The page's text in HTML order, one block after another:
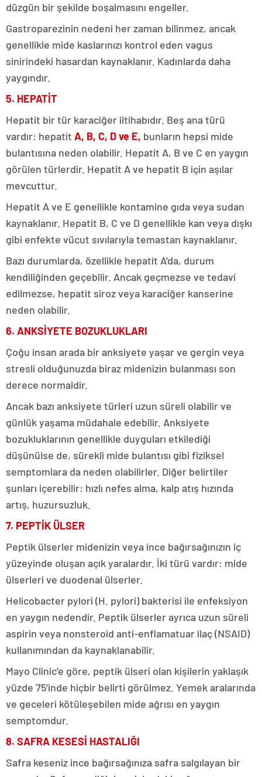
düzgün bir şekilde boşalmasını engeller.
Gastroparezinin nedeni her zaman bilinmez, ancak
genellikle mide kaslarınızı kontrol eden vagus
sinirindeki hasardan kaynaklanır. Kadınlarda daha
yaygındır.
5. HEPATİT
Hepatit bir tür karaciğer iltihabıdır. Beş ana türü
vardır: hepatit A, B, C, D ve E, bunların hepsi mide
bulantısına neden olabilir. Hepatit A, B ve C en yaygın
görülen türlerdir. Hepatit A ve hepatit B için aşılar
mevcuttur.
Hepatit A ve E genellikle kontamine gıda veya sudan
kaynaklanır. Hepatit B, C ve D genellikle kan veya dışkı
gibi enfekte vücut sıvılarıyla temastan kaynaklanır.
Bazı durumlarda, özellikle hepatit A’da, durum
kendiliğinden geçebilir. Ancak geçmezse ve tedavi
edilmezse, hepatit siroz veya karaciğer kanserine
neden olabilir.
6. ANKSİYETE BOZUKLUKLARI
Çoğu insan arada bir anksiyete yaşar ve gergin veya
stresli olduğunuzda biraz midenizin bulanması son
derece normaldir.
Ancak bazı anksiyete türleri uzun süreli olabilir ve
günlük yaşama müdahale edebilir. Anksiyete
bozukluklarının genellikle duyguları etkilediği
düşünülse de, sürekli mide bulantısı gibi fiziksel
semptomlara da neden olabilirler. Diğer belirtiler
şunları içerebilir: hızlı nefes alma, kalp atış hızında
artış, huzursuzluk.
7. PEPTİK ÜLSER
Peptik ülserler midenizin veya ince bağırsağınızın iç
yüzeyinde oluşan açık yaralardır. İki türü vardır: mide
ülserleri ve duodenal ülserler.
Helicobacter pylori (H. pylori) bakterisi ile enfeksiyon
en yaygın nedendir. Peptik ülserler ayrıca uzun süreli
aspirin veya nonsteroid anti-enflamatuar ilaç (NSAID)
kullanımından da kaynaklanabilir.
Mayo Clinic’e göre, peptik ülseri olan kişilerin yaklaşık
yüzde 75’inde hiçbir belirti görülmez. Yemek aralarında
ve geceleri kötüleşebilen mide ağrısı en yaygın
semptomdur.
8. SAFRA KESESİ HASTALIĞI
Safra keseniz ince bağırsağınıza safra salgılayan bir